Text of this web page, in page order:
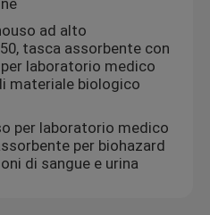
95kPa
95kPa
ad alto
tasca assorbente con
laboratorio medico
materiale biologico
per laboratorio medico
per biohazard
di sangue e urina